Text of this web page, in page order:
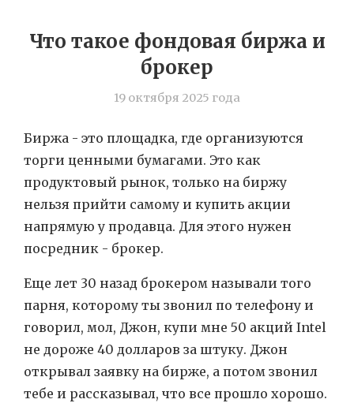
Что такое фондовая биржа и
брокер
19 октября 2025 года
Биржа - это площадка, где организуются
торги ценными бумагами. Это как
продуктовый рынок, только на биржу
нельзя прийти самому и купить акции
напрямую у продавца. Для этого нужен
посредник - брокер.
Еще лет 30 назад брокером называли того
парня, которому ты звонил по телефону и
говорил, мол, Джон, купи мне 50 акций Intel
не дороже 40 долларов за штуку. Джон
открывал заявку на бирже, а потом звонил
тебе и рассказывал, что все прошло хорошо.